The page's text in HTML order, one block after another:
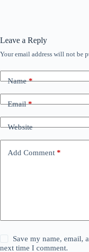
Leave a Reply
Your email address will not be
Name*
Email*
Website
Add Comment *
Save my name, email,
next time I comment.